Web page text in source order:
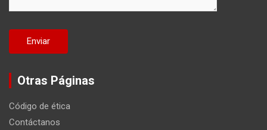
Otras Páginas
Código de ética
Contáctanos